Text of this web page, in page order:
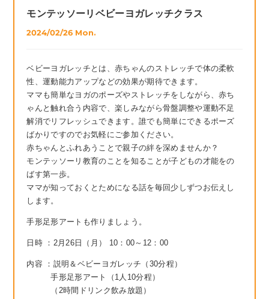
モンテッソーリベビーヨガレッチクラス
2024/02/26 Mon.
ベビーヨガレッチとは、赤ちゃんのストレッチで体の柔軟
性、運動能力アップなどの効果が期待できます。
ママも簡単なヨガのポーズやストレッチをしながら、赤ち
ゃんと触れ合う内容で、楽しみながら骨盤調整や運動不足
解消でリフレッシュできます。誰でも簡単にできるポーズ
ばかりですのでお気軽にご参加ください。
赤ちゃんとふれあうことで親子の絆を深めませんか？
モンテッソーリ教育のことを知ることが子どもの才能をの
ばす第一歩。
ママが知っておくとためになる話を毎回少しずつお伝えし
します。
手形足形アートも作りましょう。
日時 ：2月26日（月 ） 10：00～12：00
内容
：説明＆ベビーヨガレッチ（30分程）
手形足形アート（1人10分程）
（2時間ドリンク飲み放題）